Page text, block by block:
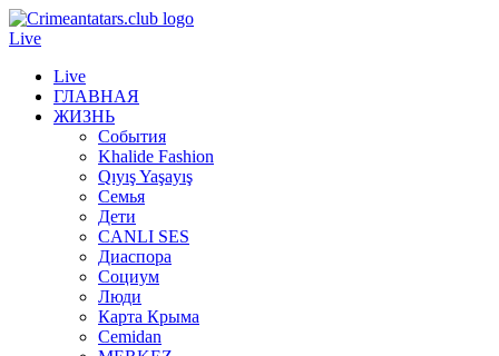
Live
Live
ГЛАВНАЯ
ЖИЗНЬ
События
Khalide Fashion
Qıyış Yaşayış
Семья
Дети
CANLI SES
Диаспора
Социум
Люди
Карта Крыма
Cemidan